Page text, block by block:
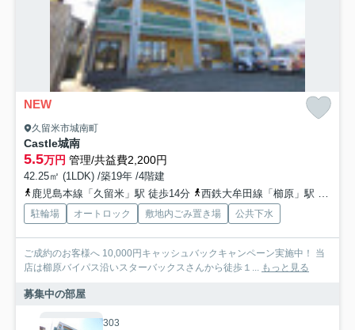
NEW
久留米市城南町
Castle城南
5.5万円 管理/共益費2,200円
42.25㎡ (1LDK) /築19年 /4階建
鹿児島本線「久留米」駅 徒歩14分
西鉄大牟田線「櫛原」駅 徒歩19分
駐輪場 オートロック 敷地内ごみ置き場 公共下水
ご成約のお客様へ 10,000円キャッシュバックキャンペーン実施中！ 当
店は櫛原バイパス沿いスターバックスさんから徒歩１... もっと見る
募集中の部屋
303